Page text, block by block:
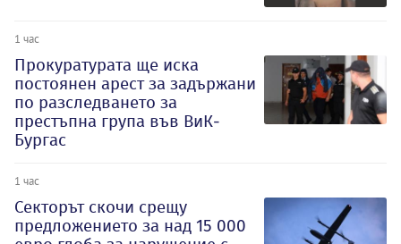
1 час
Прокуратурата ще иска
постоянен арест за задържани
по разследването за
престъпна група във ВиК-
Бургас
1 час
Секторът скочи срещу
предложението за над 15 000